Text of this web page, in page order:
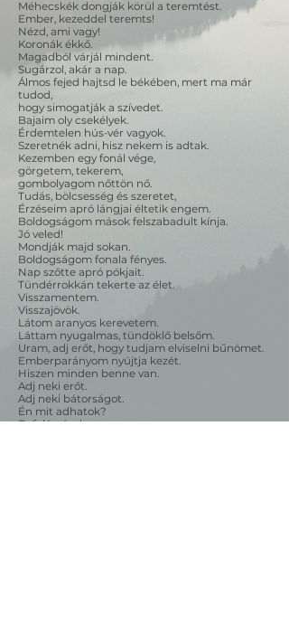
Méhecskék dongják körül a teremtést.
Ember, kezeddel teremts!
Nézd, ami vagy!
Koronák ékkő.
Magadból várjál mindent.
Sugárzol, akár a nap.
Álmos fejed hajtsd le békében, mert ma már
tudod,
hogy simogatják a szívedet.
Bajaim oly csekélyek.
Érdemtelen hús-vér vagyok.
Szeretnék adni, hisz nekem is adtak.
Kezemben egy fonál vége,
görgetem, tekerem,
gombolyagom nőttön nő.
Tudás, bölcsesség és szeretet,
Érzéseim apró lángjai éltetik engem.
Boldogságom mások felszabadult kínja.
Jó veled!
Mondják majd sokan.
Boldogságom fonala fényes.
Nap szőtte apró pókjait.
Tündérrokkán tekerte az élet.
Visszamentem.
Visszajövök.
Látom aranyos kerevetem.
Láttam nyugalmas, tündöklő belsőm.
Uram, adj erőt, hogy tudjam elviselni bűnömet.
Emberparányom nyújtja kezét.
Hiszen minden benne van.
Adj neki erőt.
Adj neki bátorságot.
Én mit adhatok?
Befelé nézek.